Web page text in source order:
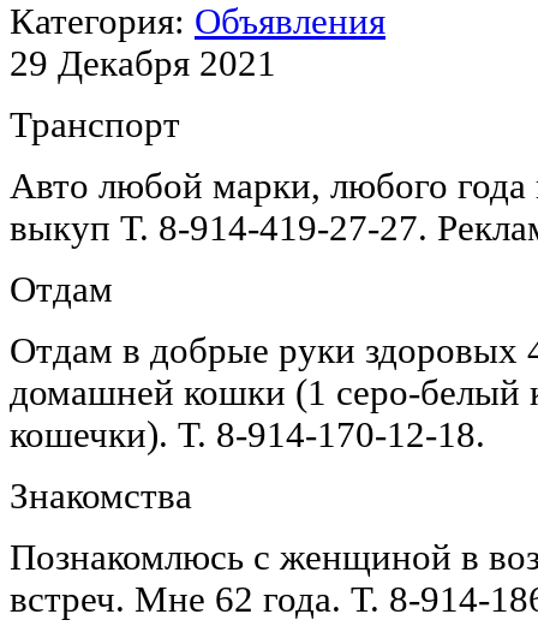
Категория: Объявления
29 Декабря 2021
Транспорт
Авто любой марки, любого
выкуп Т. 8-914-419-27-27.
Отдам
Отдам в добрые руки здоровых
домашней кошки (1 серо-белый
кошечки). Т. 8-914-170-12-18.
Знакомства
Познакомлюсь с женщиной в
встреч. Мне 62 года. Т. 8-914-